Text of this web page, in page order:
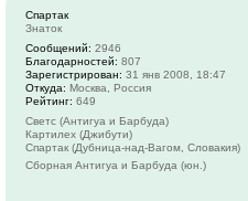
Спартак
Знаток
Сообщений: 2946
Благодарностей: 807
Зарегистрирован: 31 янв 2008, 18:47
Откуда: Москва, Россия
Рейтинг: 649
Светс (Антигуа и Барбуда)
Картилех (Джибути)
Спартак (Дубница-над-Вагом, Словакия)
Сборная Антигуа и Барбуда (юн.)